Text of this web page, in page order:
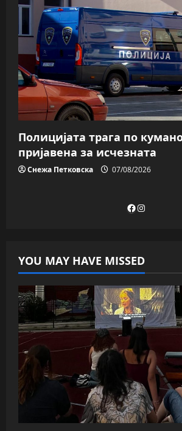
Полицијата трага пo
пријавена за исчезната
Снежа Петковска 07/08/2026
Facebook
Instagram
YOU MAY HAVE MISSED